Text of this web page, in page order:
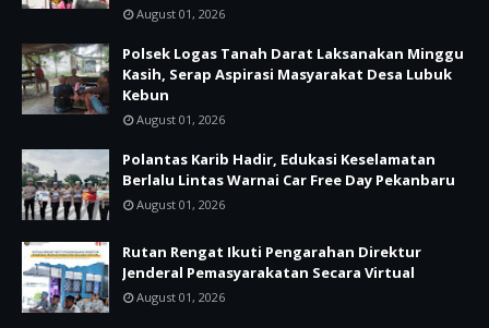
August 01, 2026
Polsek Logas Tanah Darat Laksanakan Minggu
Kasih, Serap Aspirasi Masyarakat Desa Lubuk
Kebun
August 01, 2026
Polantas Karib Hadir, Edukasi Keselamatan
Berlalu Lintas Warnai Car Free Day Pekanbaru
August 01, 2026
Rutan Rengat Ikuti Pengarahan Direktur
Jenderal Pemasyarakatan Secara Virtual
August 01, 2026